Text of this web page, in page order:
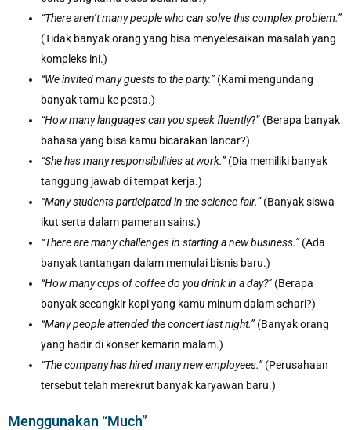
“There aren’t many people who can solve this complex problem.”
(Tidak banyak orang yang bisa menyelesaikan masalah yang
kompleks ini.)
“We invited many guests to the party.”(Kami mengundang
banyak tamu ke pesta.)
“How many languages can you speak fluently?” (Berapa banyak
bahasa yang bisa kamu bicarakan lancar?)
“She has many responsibilities at work.”(Dia memiliki banyak
tanggung jawab di tempat kerja.)
“Many students participated in the science fair.”(Banyak siswa
ikut serta dalam pameran sains.)
“There are many challenges in starting a new business.”(Ada
banyak tantangan dalam memulai bisnis baru.)
“How many cups of coffee do you drink in a day?”(Berapa
banyak secangkir kopi yang kamu minum dalam sehari?)
“Many people attended the concert last night.”(Banyak orang
yang hadir di konser kemarin malam.)
“The company has hired many new employees.”(Perusahaan
tersebut telah merekrut banyak karyawan baru.)
Menggunakan “Much”